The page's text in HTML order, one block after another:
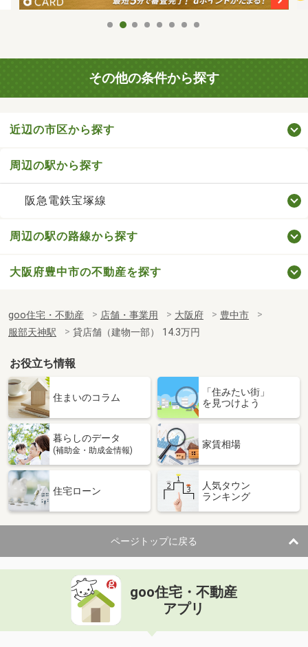
その他の条件から探す
近辺の市区から探す
周辺の駅から探す
阪急電鉄宝塚線
周辺の駅の路線から探す
大阪府豊中市の不動産を探す
goo住宅・不動産 店舗・事業用 大阪府
豊中市
服部天神駅
貸店舗（建物一部） 14.3万円
お役立ち情報
住まいのコラム
「住みたい街」
を見つけよう
暮らしのデータ
(補助金・助成金情報)
家賃相場
住宅ローン
人気タウン
ランキング
ページトップに戻る
goo住宅・不動産
アプリ